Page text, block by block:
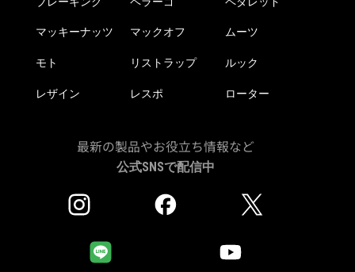
マッキーナッツ マックオフ ムーツ
モト リストラップ ルック
レザイン レスポ ローター
最新の製品やお役立ち情報など
公式SNSで配信中